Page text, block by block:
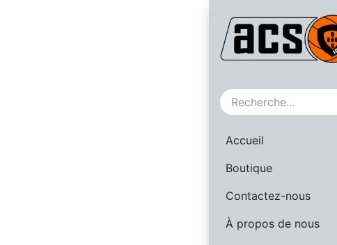
Accueil
Boutique
Contactez-nous
À propos de nous